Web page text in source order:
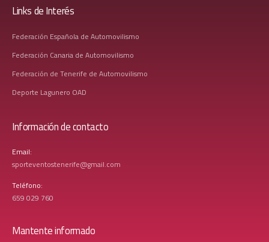
Links de Interés
Federación Española de Automovilismo
Federación Canaria de Automovilismo
Federación de Tenerife de Automovilismo
Deporte Lagunero OAD
Información de contacto
Email:
sporteventostenerife@gmail.com
Teléfono:
659 029 760
Mantente informado